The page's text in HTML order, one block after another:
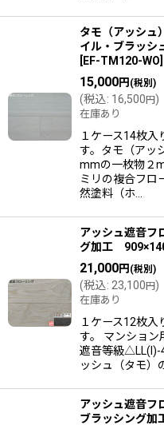
タモ（アッシ
イル・ブラッ
EF-TM120-WO
15,000円 (税別)
(税込: 16,500円)
在庫あり
１ケース14枚
す。タモ（アッ
mmの一枚物２
ミリの複合フロ
然塗料（ホ…
アッシュ遮音
グ加工
21,000円 (税別)
(税込: 23,100円)
在庫あり
１ケース12枚
す。 マンション
遮音等級
ッシュ（タモ）
アッシュ遮音フ
ブラッシング